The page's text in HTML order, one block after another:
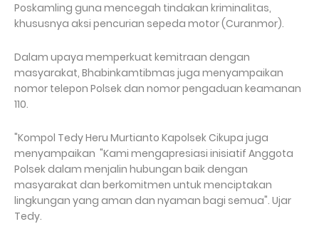
Poskamling guna mencegah tindakan kriminalitas,
khususnya aksi pencurian sepeda motor (Curanmor).
Dalam upaya memperkuat kemitraan dengan
masyarakat, Bhabinkamtibmas juga menyampaikan
nomor telepon Polsek dan nomor pengaduan keamanan
110.
"Kompol Tedy Heru Murtianto Kapolsek Cikupa juga
menyampaikan "Kami mengapresiasi inisiatif Anggota
Polsek dalam menjalin hubungan baik dengan
masyarakat dan berkomitmen untuk menciptakan
lingkungan yang aman dan nyaman bagi semua". Ujar
Tedy.